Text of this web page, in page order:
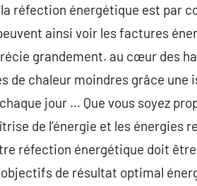
réfection énergétique est par
ainsi voir les factures
grandement. au cœur des
de chaleur moindres grâce une
jour … Que vous soyez
de l’énergie et les énergies
réfection énergétique doit
de résultat optimal